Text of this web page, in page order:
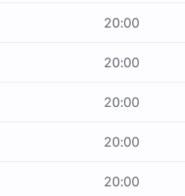
20:00
20:00
20:00
20:00
20:00